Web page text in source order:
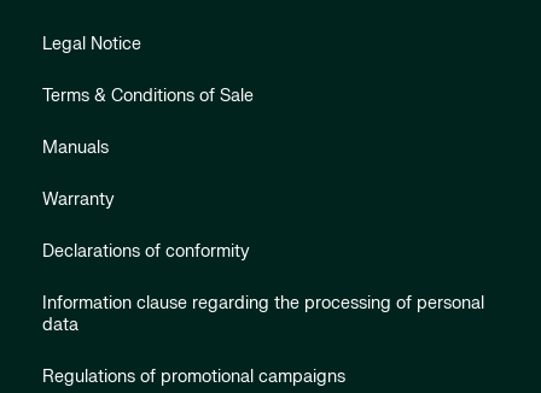
Legal Notice
Terms & Conditions of Sale
Manuals
Warranty
Declarations of conformity
Information clause regarding the processing of personal
data
Regulations of promotional campaigns